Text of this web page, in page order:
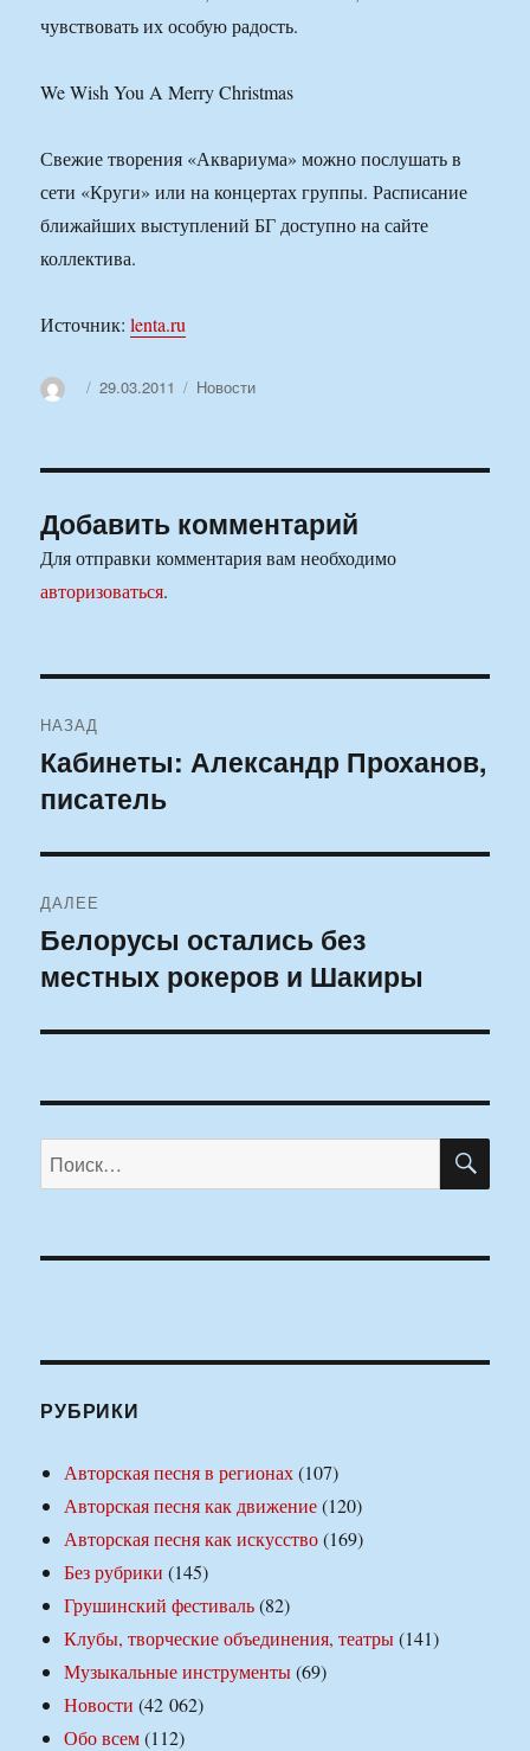
чувствовать их особую радость.
We Wish You A Merry Christmas
Свежие творения «Аквариума» можно послушать в
сети «Круги» или на концертах группы. Расписание
ближайших выступлений БГ доступно на сайте
коллектива.
Источник:lenta.ru
АвторОпубликовано
29.03.2011 Рубрики
Новости
Добавить комментарий
Для отправки комментария вам необходимо
авторизоваться.
по
записям
НАЗАД
Предыдущая
запись:
Кабинеты: Александр Проханов,
писатель
ДАЛЕЕ
Следующая
запись:
Белорусы остались без
местных рокеров и Шакиры
Искать:
РУБРИКИ
Авторская песня в регионах(107)
Авторская песня как движение(120)
Авторская песня как искусство(169)
Без рубрики (145)
Грушинский фестиваль(82)
Клубы, творческие объединения, театры(141)
Музыкальные инструменты(69)
Новости (42 062)
Обо всем(112)